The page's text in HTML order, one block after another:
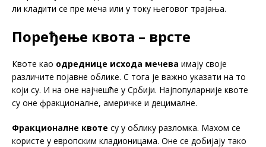
ли кладити се пре меча или у току његовог трајања.
Поређење квота – врсте
Квоте као одреднице исхода мечева имају своје
различите појавне облике. С тога је важно указати на то
који су. И на оне најчешће у Србији. Најпопуларније квоте
су оне фракционалне, америчке и децималне.
Фракционалне квоте су у облику разломка. Махом се
користе у европским кладионицама. Оне се добијају тако